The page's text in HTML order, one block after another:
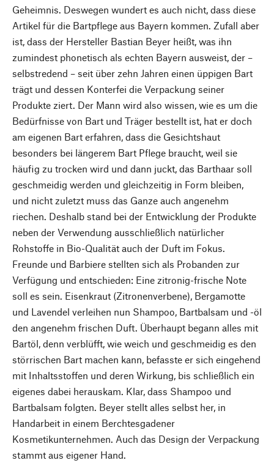
Geheimnis. Deswegen wundert es auch nicht, dass diese
Artikel für die Bartpflege aus Bayern kommen. Zufall aber
ist, dass der Hersteller Bastian Beyer heißt, was ihn
zumindest phonetisch als echten Bayern ausweist, der –
selbstredend – seit über zehn Jahren einen üppigen Bart
trägt und dessen Konterfei die Verpackung seiner
Produkte ziert. Der Mann wird also wissen, wie es um die
Bedürfnisse von Bart und Träger bestellt ist, hat er doch
am eigenen Bart erfahren, dass die Gesichtshaut
besonders bei längerem Bart Pflege braucht, weil sie
häufig zu trocken wird und dann juckt, das Barthaar soll
geschmeidig werden und gleichzeitig in Form bleiben,
und nicht zuletzt muss das Ganze auch angenehm
riechen. Deshalb stand bei der Entwicklung der Produkte
neben der Verwendung ausschließlich natürlicher
Rohstoffe in Bio-Qualität auch der Duft im Fokus.
Freunde und Barbiere stellten sich als Probanden zur
Verfügung und entschieden: Eine zitronig-frische Note
soll es sein. Eisenkraut (Zitronenverbene), Bergamotte
und Lavendel verleihen nun Shampoo, Bartbalsam und -öl
den angenehm frischen Duft. Überhaupt begann alles mit
Bartöl, denn verblüfft, wie weich und geschmeidig es den
störrischen Bart machen kann, befasste er sich eingehend
mit Inhaltsstoffen und deren Wirkung, bis schließlich ein
eigenes dabei herauskam. Klar, dass Shampoo und
Bartbalsam folgten. Beyer stellt alles selbst her, in
Handarbeit in einem Berchtesgadener
Kosmetikunternehmen. Auch das Design der Verpackung
stammt aus eigener Hand.